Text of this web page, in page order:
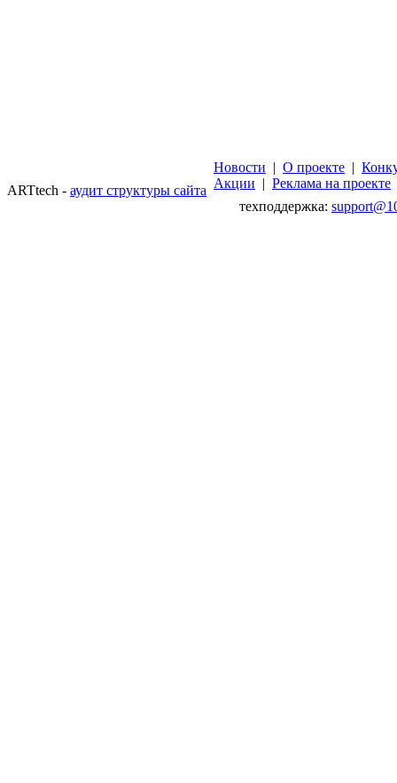
ARTtech - аудит структуры сайта
Новости | О проекте |
Акции | Реклама на проекте
техподдержка: